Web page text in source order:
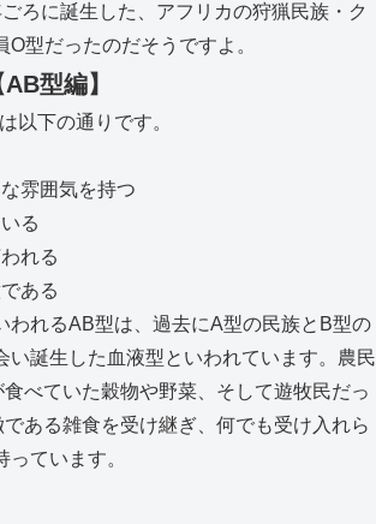
ろに誕生した、アフリカの狩猟民族・ク
O型だったのだそうですよ。
型編】
以下の通りです。
雰囲気を持つ
る
れる
ある
われるAB型は、過去にA型の民族とB型の
い誕生した血液型といわれています。農民
べていた穀物や野菜、そして遊牧民だっ
ある雑食を受け継ぎ、何でも受け入れら
ています。